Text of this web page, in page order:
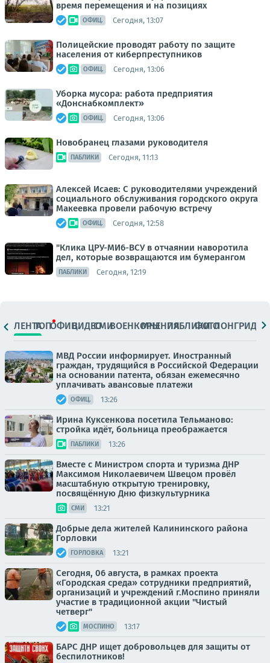
время перемещения и на позициях
ОФИЦ. Сегодня, 13:07
Полицейские проводят работу по защите
населения от киберпреступников
ОФИЦ. Сегодня, 13:06
Уборка мусора: работа предприятия
«Донснабкомплект»
ОФИЦ. Сегодня, 13:06
Новобранец глазами руководителя
ПАБЛИКИ Сегодня, 11:13
Алексей Исаев: С руководителями учреждений
социального обслуживания городского округа
Макеевка провели рабочую встречу
ОФИЦ. Сегодня, 12:58
"Клика ЦРУ-МИ6-ВСУ в отчаянии наворотила
дел, которые возвращаются им бумерангом
ПАБЛИКИ Сегодня, 12:19
ЛЕНТАТОПОФИЦ.ВИДЕОСМИВОЕНКОРЫМНЕНИЯПАБЛИКИ
ФОТОЛОНГРИДЫ
МВД России информирует. Иностранный
граждан, трудящийся в Российской Федерации
на основании патента, обязан ежемесячно
уплачивать авансовые платежи
ОФИЦ. 13:26
Ирина Куксенкова посетила Тельманово:
стройка идёт, больница преображается
ПАБЛИКИ 13:26
Вместе с Министром спорта и туризма ДНР
Максимом Николаевичем Швецом провёл
масштабную открытую тренировку,
посвящённую Дню физкультурника
СМИ 13:21
Добрые дела жителей Калининского района
Горловки
ГОРЛОВКА 13:21
Сегодня, 06 августа, в рамках проекта
«Городская среда» сотрудники предприятий,
организаций и учреждений г.Моспино приняли
участие в традиционной акции "Чистый
четверг"
МОСПИНО 13:17
БАРС ДНР ищет добровольцев для защиты от
беспилотников!